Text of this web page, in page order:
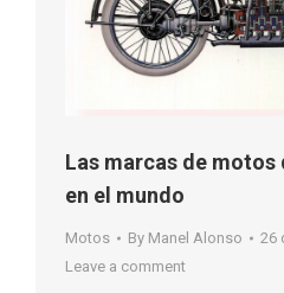
Las marcas de motos
en el mundo
Motos By Manel Alonso
26
Leave a comment